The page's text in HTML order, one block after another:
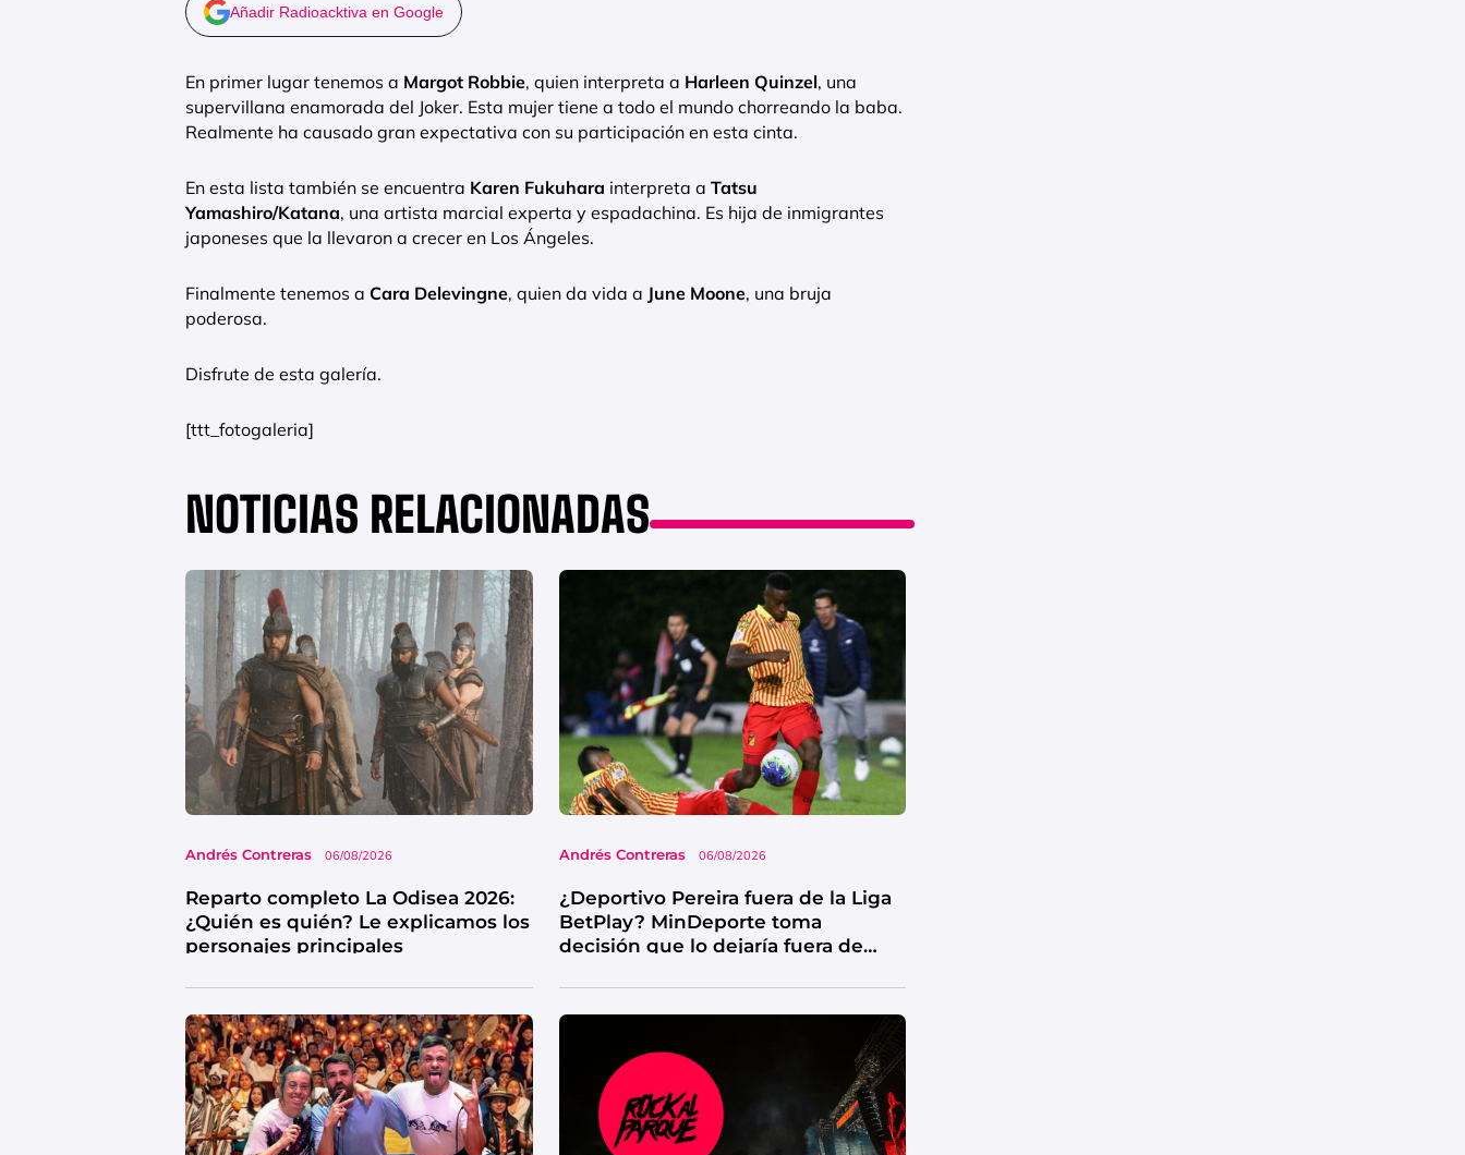
Añadir Radioacktiva en Google
En primer lugar tenemos a Margot Robbie, quien interpreta a Harleen Quinzel, una
supervillana enamorada del Joker. Esta mujer tiene a todo el mundo chorreando la baba.
Realmente ha causado gran expectativa con su participación en esta cinta.
En esta lista también se encuentra Karen Fukuhara interpreta a Tatsu
Yamashiro/Katana, una artista marcial experta y espadachina. Es hija de inmigrantes
japoneses que la llevaron a crecer en Los Ángeles.
Finalmente tenemos a Cara Delevingne, quien da vida a June Moone, una bruja
poderosa.
Disfrute de esta galería.
[ttt_fotogaleria]
NOTICIAS RELACIONADAS
Andrés Contreras 06/08/2026
Reparto completo La Odisea 2026:
¿Quién es quién? Le explicamos los
personajes principales
Andrés Contreras 06/08/2026
¿Deportivo Pereira fuera de la Liga
BetPlay? MinDeporte toma
decisión que lo dejaría fuera de